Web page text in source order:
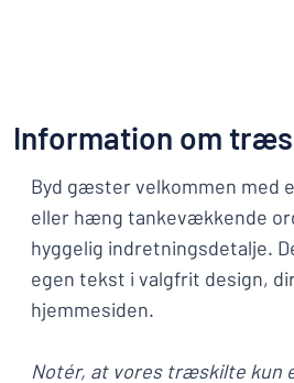
Information om
Byd gæster velkommen med
eller hæng tankevækkende
hyggelig indretningsdetalje.
egen tekst i valgfrit design,
hjemmesiden.
Notér, at vores træskilte kun